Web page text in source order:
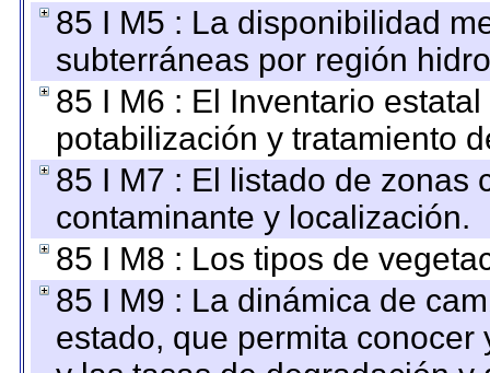
85 I M5 : La disponibilidad
subterráneas por región
85 I M6 : El Inventario
potabilización y tratamiento
85 I M7 : El listado de zonas
contaminante y localización.
85 I M8 : Los tipos de
85 I M9 : La dinámica de
estado, que permita